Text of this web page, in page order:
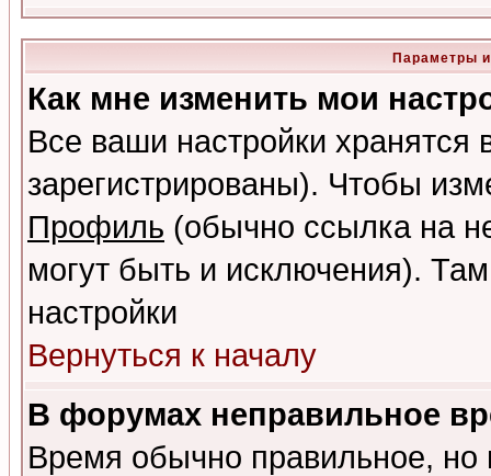
Параметры
Как мне изменить мои
Все ваши настройки
зарегистрированы). Чтобы
Профиль (обычно ссылка на
могут быть и исключения).
настройки
Вернуться к началу
В форумах неправильное
Время обычно правильное,